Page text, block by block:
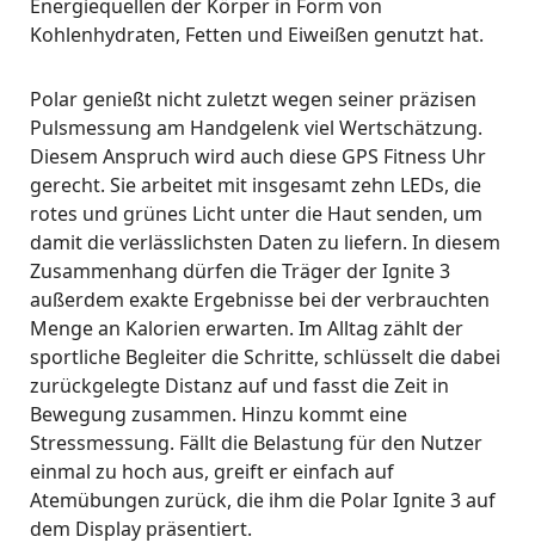
Energiequellen der Körper in Form von
Kohlenhydraten, Fetten und Eiweißen genutzt hat.
Polar genießt nicht zuletzt wegen seiner präzisen
Pulsmessung am Handgelenk viel Wertschätzung.
Diesem Anspruch wird auch diese GPS Fitness Uhr
gerecht. Sie arbeitet mit insgesamt zehn LEDs, die
rotes und grünes Licht unter die Haut senden, um
damit die verlässlichsten Daten zu liefern. In diesem
Zusammenhang dürfen die Träger der Ignite 3
außerdem exakte Ergebnisse bei der verbrauchten
Menge an Kalorien erwarten. Im Alltag zählt der
sportliche Begleiter die Schritte, schlüsselt die dabei
zurückgelegte Distanz auf und fasst die Zeit in
Bewegung zusammen. Hinzu kommt eine
Stressmessung. Fällt die Belastung für den Nutzer
einmal zu hoch aus, greift er einfach auf
Atemübungen zurück, die ihm die Polar Ignite 3 auf
dem Display präsentiert.